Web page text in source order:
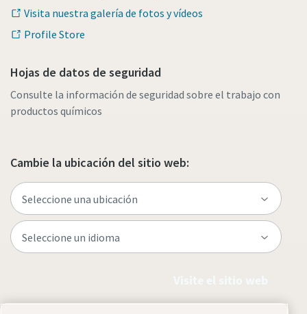
Visita nuestra galería de fotos y vídeos
Profile Store
Hojas de datos de seguridad
Consulte la información de seguridad sobre el trabajo con
productos químicos
Cambie la ubicación del sitio web: